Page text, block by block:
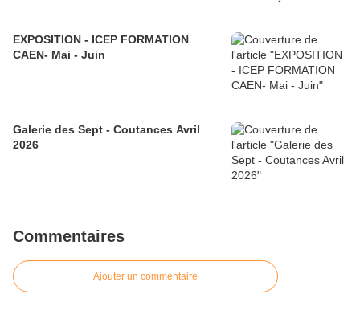
EXPOSITION - ICEP FORMATION
CAEN- Mai - Juin
Galerie des Sept - Coutances Avril
2026
Commentaires
Ajouter un commentaire